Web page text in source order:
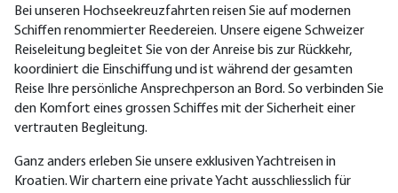
Bei unseren Hochseekreuzfahrten reisen Sie auf modernen
Schiffen renommierter Reedereien. Unsere eigene Schweizer
Reiseleitung begleitet Sie von der Anreise bis zur Rückkehr,
koordiniert die Einschiffung und ist während der gesamten
Reise Ihre persönliche Ansprechperson an Bord. So verbinden Sie
den Komfort eines grossen Schiffes mit der Sicherheit einer
vertrauten Begleitung.
Ganz anders erleben Sie unsere exklusiven Yachtreisen in
Kroatien. Wir chartern eine private Yacht ausschliesslich für